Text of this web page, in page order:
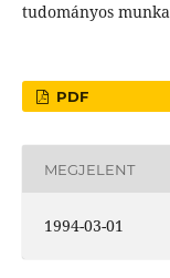
tudományos
PDF
MEGJELENT
1994-03-01